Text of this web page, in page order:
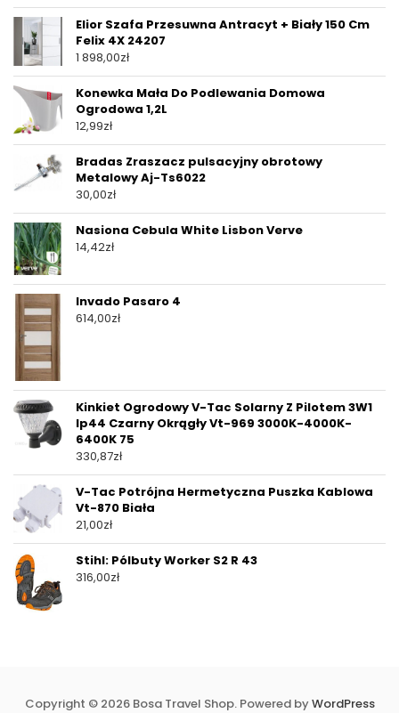
Elior Szafa Przesuwna Antracyt + Biały 150 Cm
Felix 4X 24207
1 898,00zł
Konewka Mała Do Podlewania Domowa
Ogrodowa 1,2L
12,99zł
Bradas Zraszacz pulsacyjny obrotowy
Metalowy Aj-Ts6022
30,00zł
Nasiona Cebula White Lisbon Verve
14,42zł
Invado Pasaro 4
614,00zł
Kinkiet Ogrodowy V-Tac Solarny Z Pilotem 3W1
Ip44 Czarny Okrągły Vt-969 3000K-4000K-
6400K 75
330,87zł
V-Tac Potrójna Hermetyczna Puszka Kablowa
Vt-870 Biała
21,00zł
Stihl: Pólbuty Worker S2 R 43
316,00zł
Copyright © 2026 Bosa Travel Shop. Powered byWordPress